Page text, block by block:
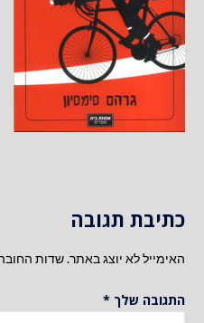
כתיבת תגובה
האימייל לא יוצג באתר.שדות
התגובה שלך *